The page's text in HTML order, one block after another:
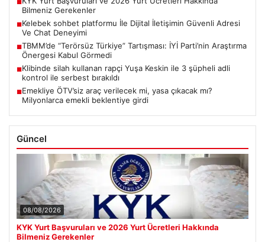
■
Bilmeniz Gerekenler
■Kelebek sohbet platformu İle Dijital İletişimin Güvenli Adresi
Ve Chat Deneyimi
■TBMM’de “Terörsüz Türkiye” Tartışması: İYİ Parti’nin Araştırma
Önergesi Kabul Görmedi
■Klibinde silah kullanan rapçi Yuşa Keskin ile 3 şüpheli adli
kontrol ile serbest bırakıldı
■Emekliye ÖTV’siz araç verilecek mi, yasa çıkacak mı?
Milyonlarca emekli beklentiye girdi
Güncel
08/08/2026
KYK Yurt Başvuruları ve 2026 Yurt Ücretleri Hakkında
Bilmeniz Gerekenler